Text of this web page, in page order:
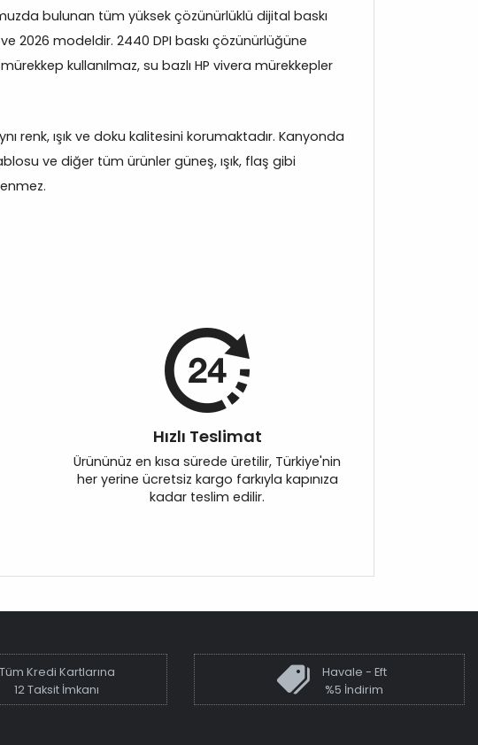
bulunan tüm yüksek çözünürlüklü dijital baskı
2026 modeldir. 2440 DPI baskı çözünürlüğüne
kullanılmaz, su bazlı HP vivera mürekkepler
renk, ışık ve doku kalitesini korumaktadır. Kanyonda
ve diğer tüm ürünler güneş, ışık, flaş gibi
Hızlı Teslimat
Ürününüz en kısa sürede üretilir, Türkiye'nin
her yerine ücretsiz kargo farkıyla kapınıza
kadar teslim edilir.
Tüm Kredi Kartlarına
12 Taksit İmkanı
Havale - Eft
%5 İndirim